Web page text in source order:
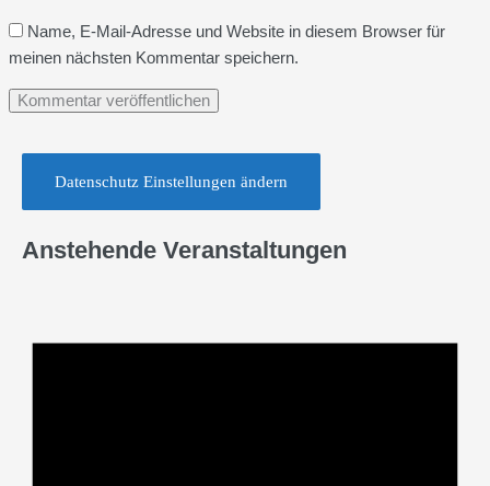
Name, E-Mail-Adresse und Website in diesem Browser für
meinen nächsten Kommentar speichern.
Datenschutz Einstellungen ändern
Anstehende Veranstaltungen